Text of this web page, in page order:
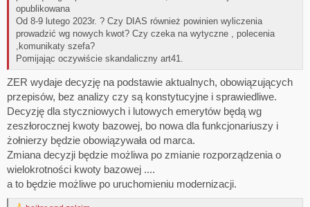
opublikowana
Od 8-9 lutego 2023r. ? Czy DIAS również powinien wyliczenia
prowadzić wg nowych kwot? Czy czeka na wytyczne , polecenia
,komunikaty szefa?
Pomijając oczywiście skandaliczny art41.
ZER wydaje decyzję na podstawie aktualnych, obowiązujących
przepisów, bez analizy czy są konstytucyjne i sprawiedliwe.
Decyzję dla styczniowych i lutowych emerytów będą wg
zeszłorocznej kwoty bazowej, bo nowa dla funkcjonariuszy i
żołnierzy będzie obowiązywała od marca.
Zmiana decyzji będzie możliwa po zmianie rozporządzenia o
wielokrotności kwoty bazowej ....
a to będzie możliwe po uruchomieniu modernizacji.